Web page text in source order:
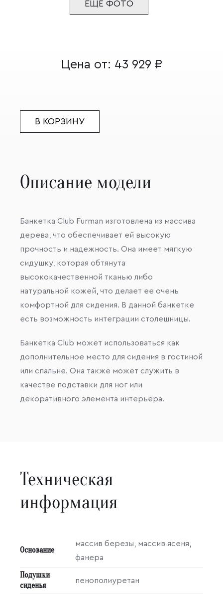
ЕЩЁ ФОТО
Цена от: 43 929 ₽
В КОРЗИНУ
Описание модели
Банкетка Club Furman изготовлена из массива
дерева, что обеспечивает ей высокую
прочность и надежность. Она имеет мягкую
сидушку, которая обтянута
высококачественной тканью либо
натуральной кожей, что делает ее очень
комфортной для сидения. В данной банкетке
есть возможность интеграции столешницы.
Банкетка Club может использоваться как
дополнительное место для сидения в гостиной
или спальне. Она также может служить в
качестве подставки для ног или
декоративного элемента интерьера.
Техническая
информация
Основание
массив березы, массив ясеня,
фанера
Подушки
сиденья
пенополиуретан